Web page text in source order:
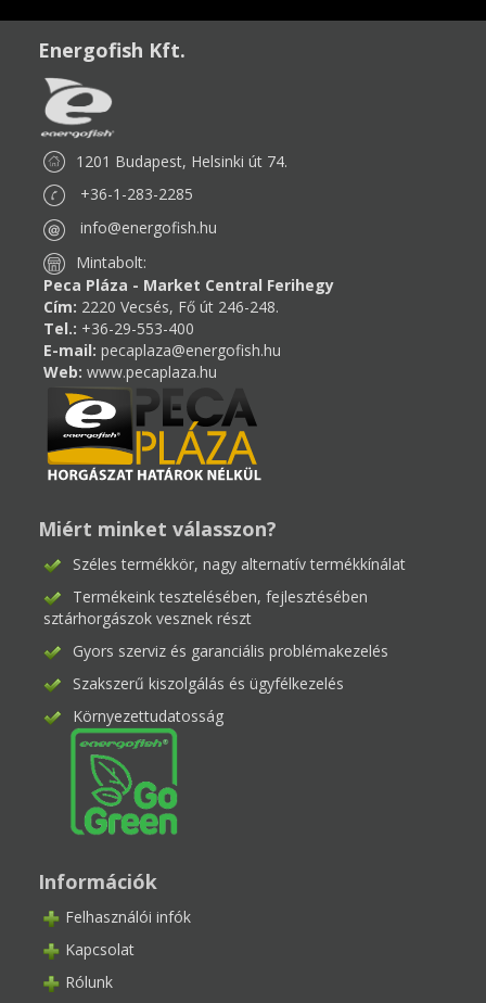
Energofish Kft.
1201 Budapest, Helsinki út 74.
+36-1-283-2285
info@energofish.hu
Mintabolt:
Peca Pláza - Market Central Ferihegy
Cím: 2220 Vecsés, Fő út 246-248.
Tel.: +36-29-553-400
E-mail: pecaplaza@energofish.hu
Web: www.pecaplaza.hu
Miért minket válasszon?
Széles termékkör, nagy alternatív termékkínálat
Termékeink tesztelésében, fejlesztésében
sztárhorgászok vesznek részt
Gyors szerviz és garanciális problémakezelés
Szakszerű kiszolgálás és ügyfélkezelés
Környezettudatosság
Információk
Felhasználói infók
Kapcsolat
Rólunk